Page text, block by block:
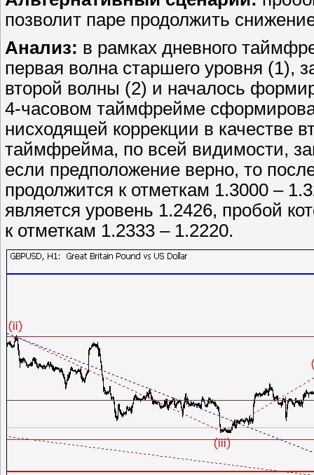
позволит паре продолжить
Анализ: в рамках дневного
первая волна старшего уровня (1),
второй волны (2) и началось
4-часовом таймфрейме
нисходящей коррекции в качестве
таймфрейма, по всей видимости,
если предположение верно, то
продолжится к отметкам 1.3000 –
является уровень 1.2426, пробой
к отметкам 1.2333 – 1.2220.